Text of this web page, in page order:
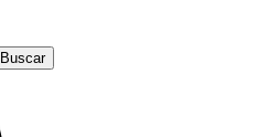
Buscar